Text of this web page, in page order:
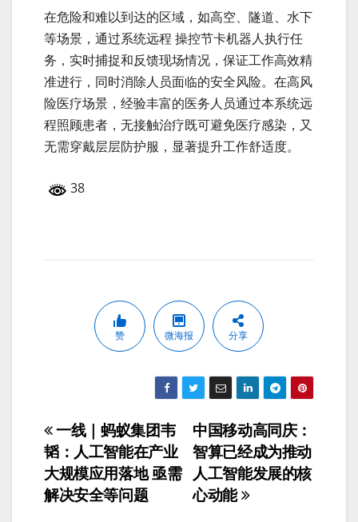
在危险和难以到达的区域，如高空、隧道、水下
等场景，通过系统远程 操控节卡机器人执行任
务，实时捕捉和反馈现场情况，保证工作高效精
准进行，同时消除人员面临的安全风险。在高风
险医疗场景，经验丰富的医务人员通过本系统远
程照顾患者，无接触治疗既可避免医疗感染，又
无需穿戴层层防护服，显著提升工作舒适度。
38
赞 微海报 分享
文
章
导
中国移动高同庆：
智算已经成为推动
人工智能发展的核
心动能
一线｜蚂蚁集团韦
韬：人工智能在产业
大规模应用落地 亟需
解决安全等问题